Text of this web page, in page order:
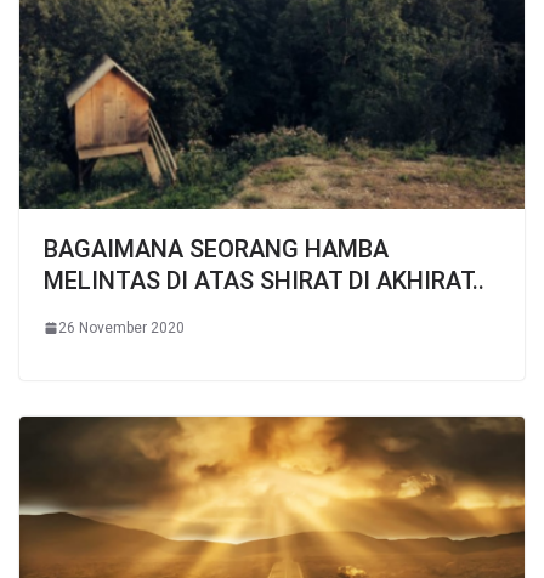
BAGAIMANA SEORANG HAMBA
MELINTAS DI ATAS SHIRAT DI AKHIRAT..
26 November 2020